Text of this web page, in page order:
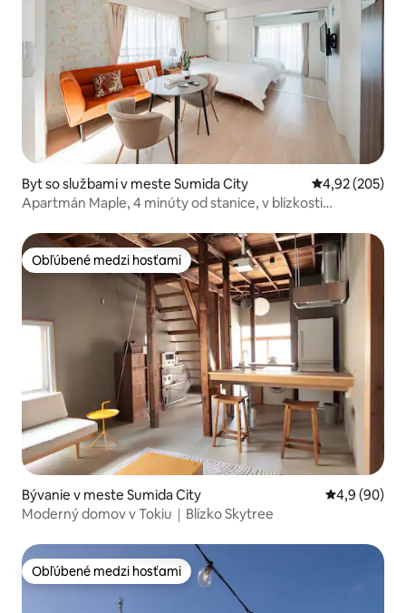
Byt so službami v meste Sumida City Priemerné
4,92 (205)
Apartmán Maple, 4 minúty od stanice, v blízkosti
/ bezplatné Wi-Fi, 202 / auto.
Obľúbené medzi hosťami
Obľúbené medzi hosťami
Bývanie v meste Sumida City Priemerné
4,9 (90)
Moderný domov v Tokiu｜Blízko Skytree
Obľúbené medzi hosťami
Obľúbené medzi hosťami